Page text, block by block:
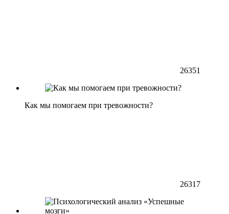
26351
Как мы помогаем при тревожности?
26317